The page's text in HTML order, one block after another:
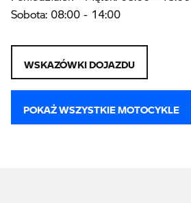
Sobota: 08:00 - 14:00
WSKAZÓWKI DOJAZDU
POKAŻ WSZYSTKIE MOTOCYKLE